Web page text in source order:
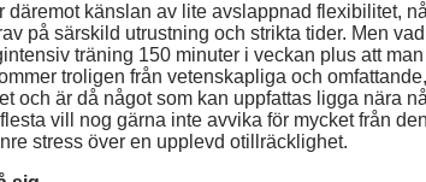
däremot känslan av lite avslappnad flexibilitet,
på särskild utrustning och strikta tider. Men
träning 150 minuter i veckan plus att
troligen från vetenskapliga och
och är då något som kan uppfattas ligga nära
vill nog gärna inte avvika för mycket från
stress över en upplevd otillräcklighet.